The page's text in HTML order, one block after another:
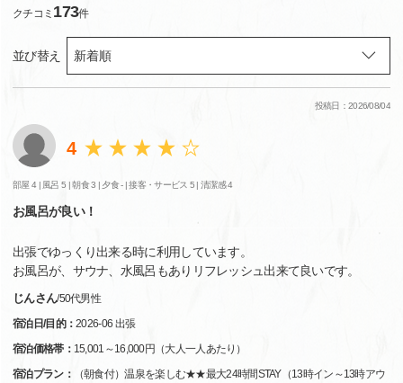
クチコミ 173件
並び替え
投稿日：2026/08/04
4
部屋 4 | 風呂 5 |朝食 3 | 夕食 - |接客・サービス 5 |清潔感 4
お風呂が良い！
出張でゆっくり出来る時に利用しています。
お風呂が、サウナ、水風呂もありリフレッシュ出来て良いです。
じんさん/50代男性
宿泊日/目的：2026-06 出張
宿泊価格帯： 15,001～16,000円（大人一人あたり）
宿泊プラン：
（朝食付）温泉を楽しむ★★最大24時間STAY（13時イン～13時アウ